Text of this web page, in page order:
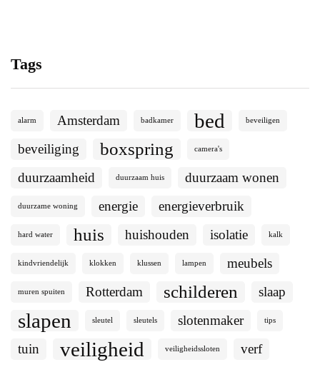
Tags
alarm Amsterdam badkamer bed beveiligen
beveiliging boxspring camera's
duurzaamheid duurzaam huis duurzaam wonen
duurzame woning energie energieverbruik
hard water huis huishouden isolatie kalk
kindvriendelijk klokken klussen lampen meubels
muren spuiten Rotterdam schilderen slaap
slapen sleutel sleutels slotenmaker tips
tuin veiligheid veiligheidssloten verf